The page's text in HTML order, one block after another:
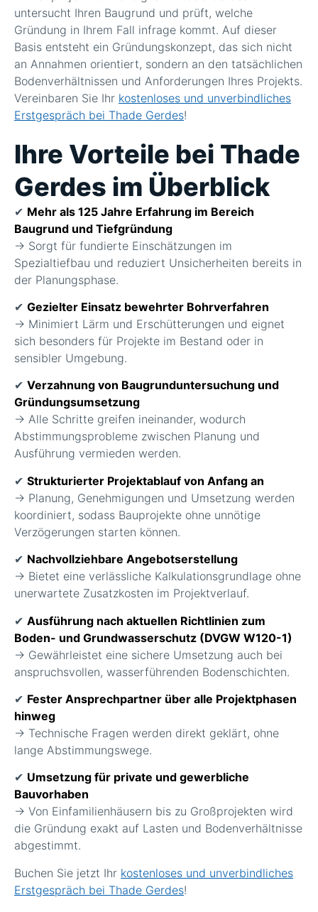
untersucht Ihren Baugrund und prüft, welche
Gründung in Ihrem Fall infrage kommt. Auf dieser
Basis entsteht ein Gründungskonzept, das sich nicht
an Annahmen orientiert, sondern an den tatsächlichen
Bodenverhältnissen und Anforderungen Ihres Projekts.
Vereinbaren Sie Ihr kostenloses und unverbindliches
Erstgespräch bei Thade Gerdes!
Ihre Vorteile bei Thade
Gerdes im Überblick
✔ Mehr als 125 Jahre Erfahrung im Bereich
Baugrund und Tiefgründung
→ Sorgt für fundierte Einschätzungen im
Spezialtiefbau und reduziert Unsicherheiten bereits in
der Planungsphase.
✔ Gezielter Einsatz bewehrter Bohrverfahren
→ Minimiert Lärm und Erschütterungen und eignet
sich besonders für Projekte im Bestand oder in
sensibler Umgebung.
✔ Verzahnung von Baugrunduntersuchung und
Gründungsumsetzung
→ Alle Schritte greifen ineinander, wodurch
Abstimmungsprobleme zwischen Planung und
Ausführung vermieden werden.
✔ Strukturierter Projektablauf von Anfang an
→ Planung, Genehmigungen und Umsetzung werden
koordiniert, sodass Bauprojekte ohne unnötige
Verzögerungen starten können.
✔ Nachvollziehbare Angebotserstellung
→ Bietet eine verlässliche Kalkulationsgrundlage ohne
unerwartete Zusatzkosten im Projektverlauf.
✔ Ausführung nach aktuellen Richtlinien zum
Boden- und Grundwasserschutz (DVGW W120-1)
→ Gewährleistet eine sichere Umsetzung auch bei
anspruchsvollen, wasserführenden Bodenschichten.
✔ Fester Ansprechpartner über alle Projektphasen
hinweg
→ Technische Fragen werden direkt geklärt, ohne
lange Abstimmungswege.
✔ Umsetzung für private und gewerbliche
Bauvorhaben
→ Von Einfamilienhäusern bis zu Großprojekten wird
die Gründung exakt auf Lasten und Bodenverhältnisse
abgestimmt.
Buchen Sie jetzt Ihr kostenloses und unverbindliches
Erstgespräch bei Thade Gerdes!